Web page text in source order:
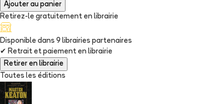
Ajouter au panier
Retirez-le gratuitement en librairie
Disponible dans 9 librairies partenaires
✔ Retrait et paiement en librairie
Retirer en librairie
Toutes les éditions